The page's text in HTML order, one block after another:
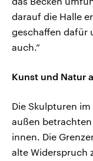
darauf die Halle
geschaffen dafür
auch.“
Kunst und Natur
Die Skulpturen
außen
innen. Die
alte Widerspruch